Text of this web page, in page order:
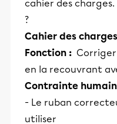
cahier des charges.
?
Cahier des
Fonction :
en la recouvrant
Contrainte
- Le ruban
utiliser